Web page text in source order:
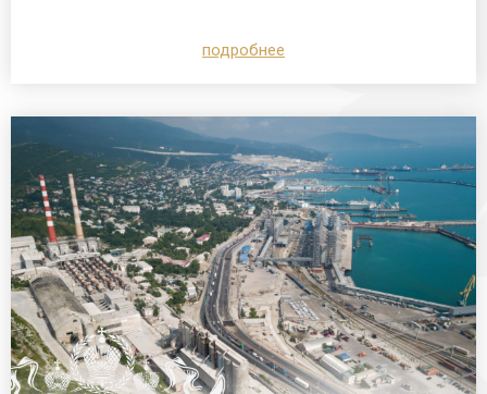
подробнее